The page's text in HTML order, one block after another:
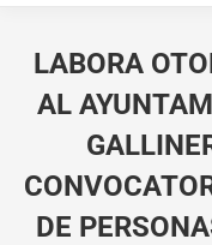
LABORA
AL
DE